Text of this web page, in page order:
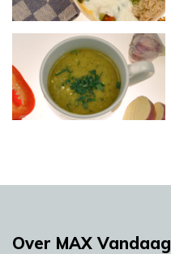
Over MAX Vandaag